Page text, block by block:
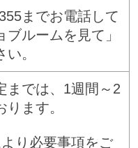
までお電話して
ルームを見て」
。
では、1週間～2
ます。
り必要事項をご